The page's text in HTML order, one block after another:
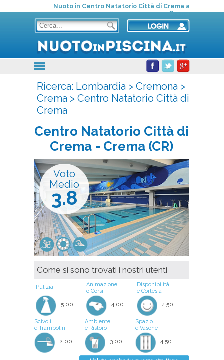
Nuoto in Centro Natatorio Città di Crema a
Crema
Ricerca: Lombardia> Cremona>
Crema> Centro Natatorio Città di
Crema
Centro Natatorio Città di
Crema - Crema (CR)
Voto
Medio
3.8
Come si sono trovati i nostri utenti
Pulizia
5.00
Animazione
o Corsi
4.00
Disponibilità
e Cortesia
4.50
Scivoli
e Trampolini
2.00
Ambiente
e Ristoro
3.00
Spazio
e Vasche
4.50